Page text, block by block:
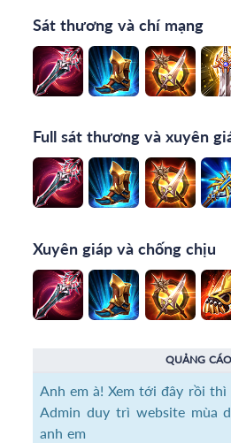
Sát thương và chí mạng
Full sát thương và xuyên
Xuyên giáp và chống chịu
QUẢNG CÁO
Anh em à! Xem tới đây rồi thì
Admin duy trì website mùa
anh em